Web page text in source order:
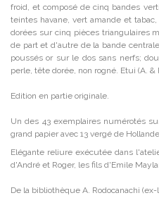
froid, et composé de cinq bandes
teintes havane, vert amande et
dorées sur cinq pièces triangulaires
de part et d'autre de la bande
poussés or sur le dos sans nerfs;
perle, tête dorée, non rogné. Etui (A. &
Edition en partie originale.
Un des 43 exemplaires numérotés
grand papier avec 13 vergé de Hollande.
Elégante reliure exécutée dans
d'André et Roger, les fils d'Emile
De la bibliothèque A. Rodocanachi (ex-